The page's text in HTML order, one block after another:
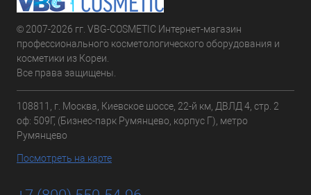
© 2007-2026 гг. VBG-COSMETIC Интернет-магазин
профессионального косметологического оборудования и
косметики из Кореи.
Все права защищены.
108811, г. Москва, Киевское шоссе, 22-й км, ДВЛД 4, стр. 2
оф: 509Г, (Бизнес-парк Румянцево, корпус Г), метро
Румянцево
Посмотреть на карте